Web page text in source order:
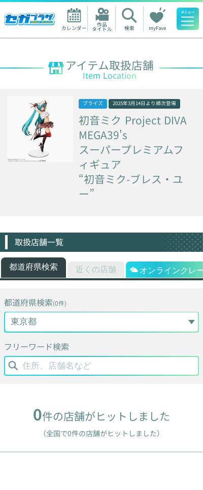
カレンダー 作品
タイトル 検索 myFave
人気ワード
アイテム取扱店舗
Item Location
プライズ 2025年3月14日 より順次登場
初音ミク Project DIVA
MEGA39's
スーパープレミアムフ
ィギュア
“初音ミク-ブレス・ユ
ー”
取扱店舗一覧
都道府県検索 近くの店舗 オンラインクレー
都道府県検索(0件)
フリーワード検索
0件の店舗がヒットしました
（全国で0件の店舗がヒットしました）